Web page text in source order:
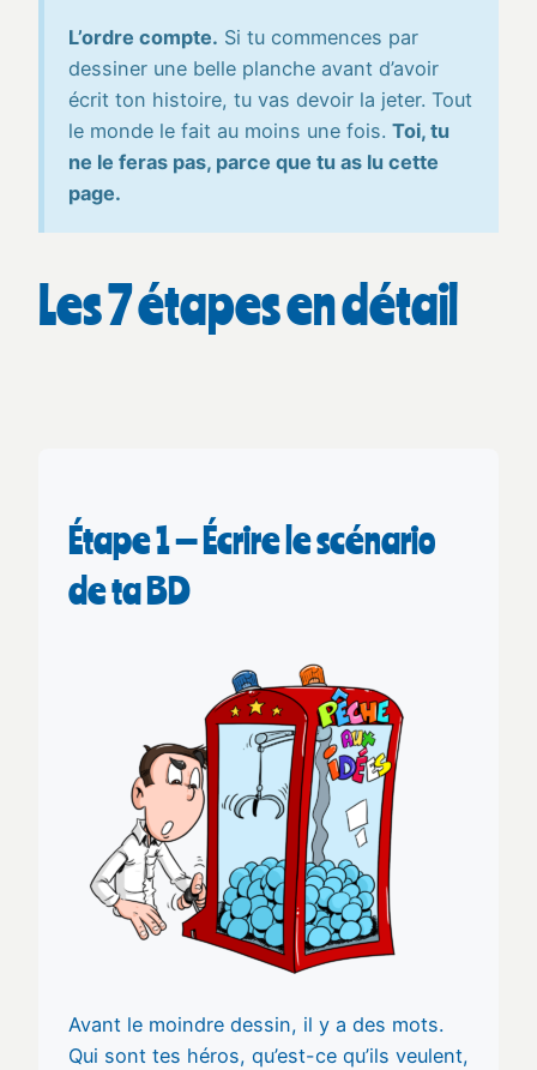
L’ordre compte. Si tu commences par
dessiner une belle planche avant d’avoir
écrit ton histoire, tu vas devoir la jeter. Tout
le monde le fait au moins une fois. Toi, tu
ne le feras pas, parce que tu as lu cette
page.
Les 7 étapes en détail
Étape 1 — Écrire le scénario
de ta BD
Avant le moindre dessin, il y a des mots.
Qui sont tes héros, qu’est-ce qu’ils veulent,